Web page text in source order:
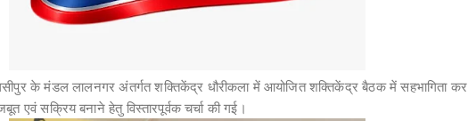
के मंडल लालनगर अंतर्गत शक्तिकेंद्र धौरीकला में आयोजित शक्तिकेंद्र बैठक में सहभागिता कर
सक्रिय बनाने हेतु विस्तारपूर्वक चर्चा की गई।